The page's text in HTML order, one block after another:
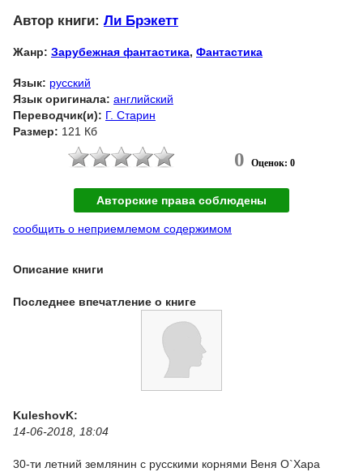
Автор книги: Ли Брэкетт
Жанр: Зарубежная фантастика, Фантастика
Язык: русский
Язык оригинала: английский
Переводчик(и): Г. Старин
Размер: 121 Кб
0 Оценок: 0
Авторские права соблюдены
сообщить о неприемлемом содержимом
Описание книги
Последнее впечатление о книге
KuleshovK:
14-06-2018, 18:04
30-ти летний землянин с русскими корнями Веня О`Хара